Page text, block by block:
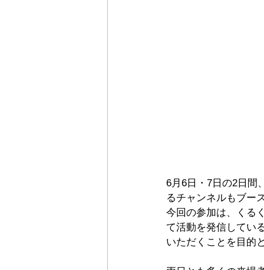
6月6日・7日の2日間
るチャンネルもブー
今回の参加は、くる
て活動を発信してい
いただくことを目的